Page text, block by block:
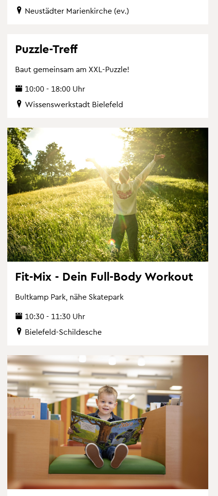
Neu­städ­ter Ma­ri­en­kir­che (ev.)
Puz­zle-Treff
Baut ge­mein­sam am XXL-Puz­zle!
10:00 - 18:00 Uhr
Wis­sens­werk­stadt Bie­le­feld
Fit-Mix - Dein Full-Body Work­out
Bult­kamp Park, nähe Skate­park
10:30 - 11:30 Uhr
Bie­le­feld-Schil­desche